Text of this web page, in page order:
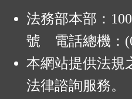
法務部本部：
號 電話總機：
本網站提供法規
法律諮詢服務。